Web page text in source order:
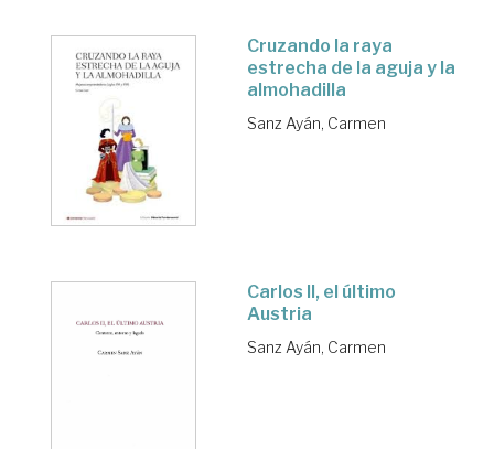
Cruzando la raya
estrecha de la aguja y la
almohadilla
Sanz Ayán, Carmen
Carlos II, el último
Austria
Sanz Ayán, Carmen